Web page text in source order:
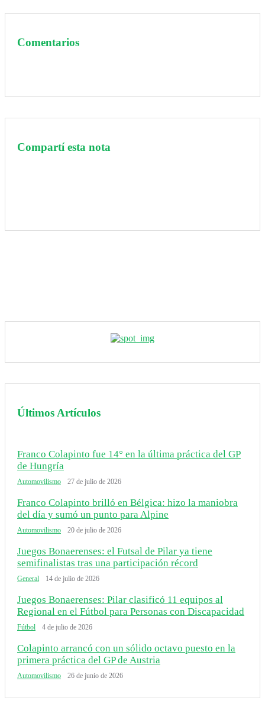
Comentarios
Compartí esta nota
Últimos Artículos
Franco Colapinto fue 14° en la última práctica del GP
de Hungría
Automovilismo 27 de julio de 2026
Franco Colapinto brilló en Bélgica: hizo la maniobra
del día y sumó un punto para Alpine
Automovilismo 20 de julio de 2026
Juegos Bonaerenses: el Futsal de Pilar ya tiene
semifinalistas tras una participación récord
General 14 de julio de 2026
Juegos Bonaerenses: Pilar clasificó 11 equipos al
Regional en el Fútbol para Personas con Discapacidad
Fútbol 4 de julio de 2026
Colapinto arrancó con un sólido octavo puesto en la
primera práctica del GP de Austria
Automovilismo 26 de junio de 2026